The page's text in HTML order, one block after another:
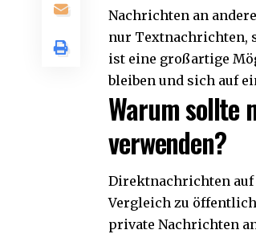
Nachrichten an
nur Textnachrichten,
ist eine großartige
bleiben und sich auf
Warum sollte
verwenden?
Direktnachrichten
Vergleich zu
private Nachrichten